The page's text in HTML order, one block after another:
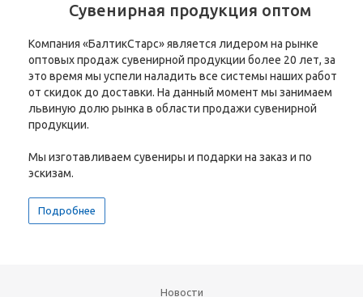
Сувенирная продукция оптом
Компания «БалтикСтарс» является лидером на рынке
оптовых продаж сувенирной продукции более 20 лет, за
это время мы успели наладить все системы наших работ
от скидок до доставки. На данный момент мы занимаем
львиную долю рынка в области продажи сувенирной
продукции.
Мы изготавливаем сувениры и подарки на заказ и по
эскизам.
Подробнее
Новости